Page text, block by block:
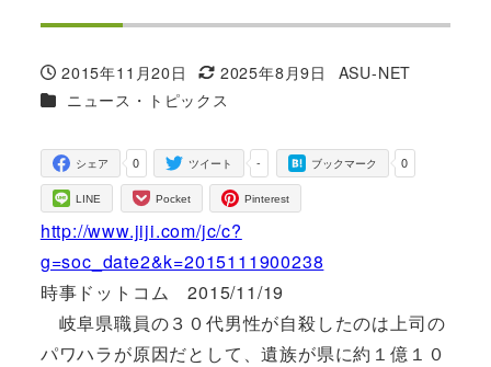
投稿日
2015年11月20日
更新日
2025年8月9日
著
ASU-NET
カテゴリー
ニュース・トピックス
0
シェア -
ツイート 0
ブックマーク
LINE Pocket Pinterest
http://www.jiji.com/jc/c?
g=soc_date2&k=2015111900238
時事ドットコム 2015/11/19
岐阜県職員の３０代男性が自殺したのは上司の
パワハラが原因だとして、遺族が県に約１億１０